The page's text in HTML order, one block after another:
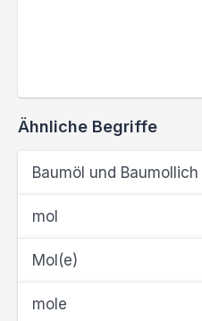
Ähnliche Begriffe
Baumöl und Baumollich
mol
Mol(e)
mole